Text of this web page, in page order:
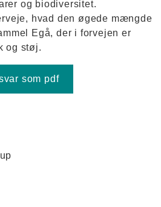
og biodiversitet.
hvad den øgede mængde
Egå, der i forvejen er
og støj.
som pdf